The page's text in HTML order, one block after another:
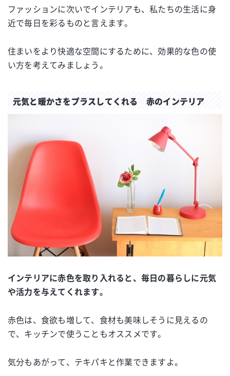
ファッションに次いでインテリアも、私たちの生活に身
近で毎日を彩るものと言えます。
住まいをより快適な空間にするために、効果的な色の使
い方を考えてみましょう。
元気と暖かさをプラスしてくれる 赤のインテリア
インテリアに赤色を取り入れると、毎日の暮らしに元気
や活力を与えてくれます。
赤色は、食欲も増して、食材も美味しそうに見えるの
で、キッチンで使うこともオススメです。
気分もあがって、テキパキと作業できますよ。